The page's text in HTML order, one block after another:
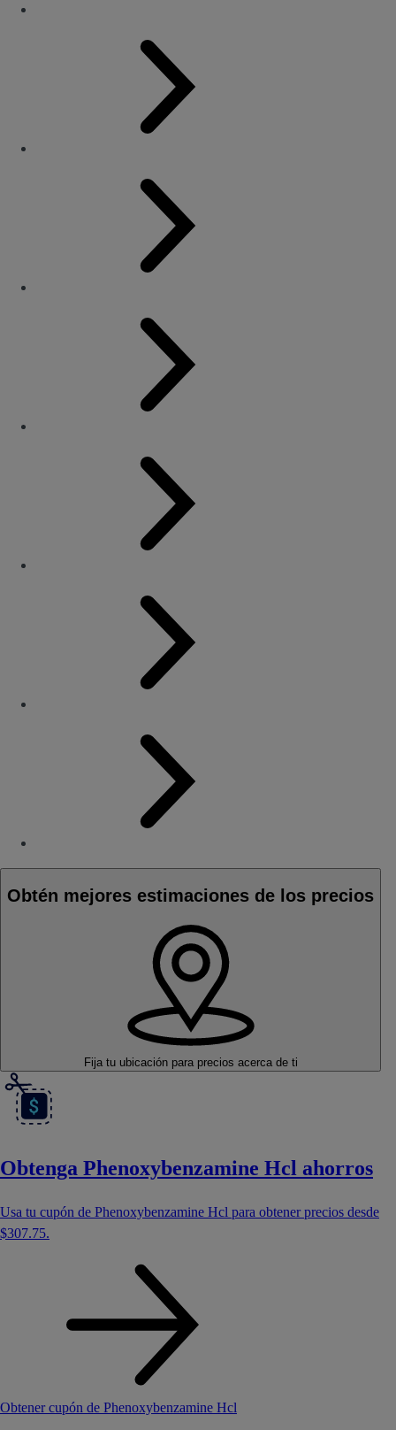
Obtén mejores estimaciones de los precios
Fija tu ubicación para precios acerca de ti
Obtenga Phenoxybenzamine Hcl ahorros
Usa tu cupón de Phenoxybenzamine Hcl para obtener precios desde
$307.75.
Obtener cupón de Phenoxybenzamine Hcl